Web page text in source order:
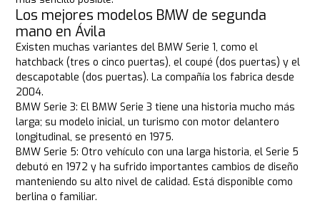
Los mejores modelos BMW de segunda
mano en Ávila
Existen muchas variantes del BMW Serie 1, como el
hatchback (tres o cinco puertas), el coupé (dos puertas) y el
descapotable (dos puertas). La compañía los fabrica desde
2004.
BMW Serie 3: El BMW Serie 3 tiene una historia mucho más
larga; su modelo inicial, un turismo con motor delantero
longitudinal, se presentó en 1975.
BMW Serie 5: Otro vehículo con una larga historia, el Serie 5
debutó en 1972 y ha sufrido importantes cambios de diseño
manteniendo su alto nivel de calidad. Está disponible como
berlina o familiar.